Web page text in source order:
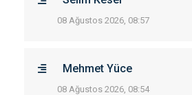
08 Ağustos 2026, 08:57
Mehmet Yüce
08 Ağustos 2026, 08:54